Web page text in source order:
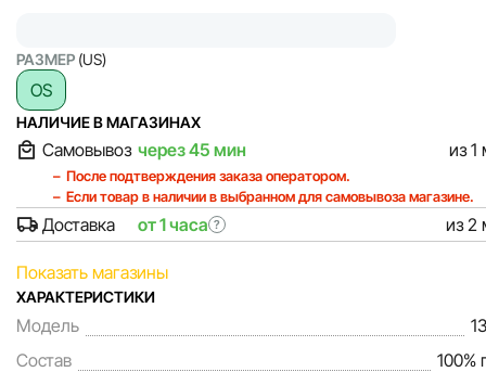
РАЗМЕР (US)
OS
НАЛИЧИЕ В МАГАЗИНАХ
Самовывоз через 45 мин из 1
После подтверждения заказа оператором.
Если товар в наличии в выбранном для самовывоза магазине.
Доставка от 1 часа ? из 2
Показать магазины
ХАРАКТЕРИСТИКИ
Модель
Состав
100%